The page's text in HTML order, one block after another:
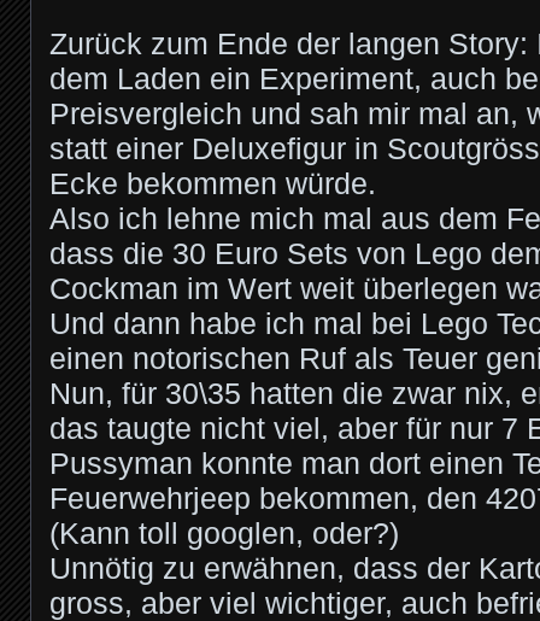
Zurück zum Ende der langen
dem Laden ein Experiment, auch
Preisvergleich und sah mir mal an,
statt einer Deluxefigur in
Ecke bekommen würde.
Also ich lehne mich mal aus dem
dass die 30 Euro Sets von Lego
Cockman im Wert weit überlegen
Und dann habe ich mal bei Lego
einen notorischen Ruf als Teuer
Nun, für 30\35 hatten die zwar nix,
das taugte nicht viel, aber für nur 7
Pussyman konnte man dort einen
Feuerwehrjeep bekommen, den
(Kann toll googlen, oder?)
Unnötig zu erwähnen, dass der
gross, aber viel wichtiger, auch